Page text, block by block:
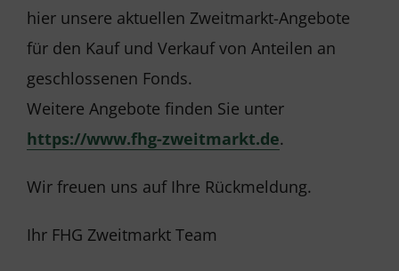
hier unsere aktuellen Zweitmarkt-Angebote
für den Kauf und Verkauf von Anteilen an
geschlossenen Fonds.
Weitere Angebote finden Sie unter
https://www.fhg-zweitmarkt.de.
Wir freuen uns auf Ihre Rückmeldung.
Ihr FHG Zweitmarkt Team